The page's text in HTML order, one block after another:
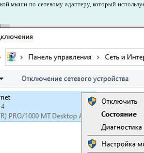
мыши по сетевому адаптеру, который